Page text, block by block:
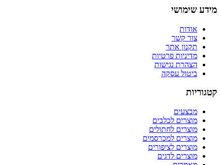
מידע שימושי
אודות
צור קשר
תקנון אתר
מדיניות פרטיות
הצהרת נגישות
ביטול עסקה
קטגוריות
מבצעים
מוצרים לכלבים
מוצרים לחתולים
מוצרים למכרסמים
מוצרים לציפורים
מוצרים לדגים